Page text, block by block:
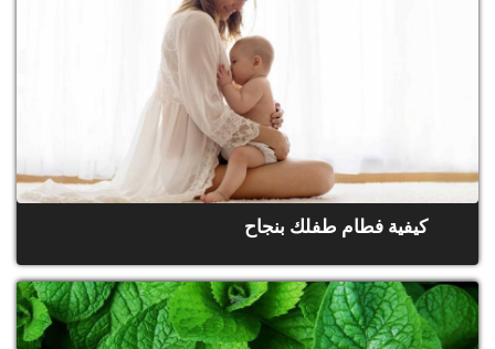
كيفية فطام طفلك بنجاح